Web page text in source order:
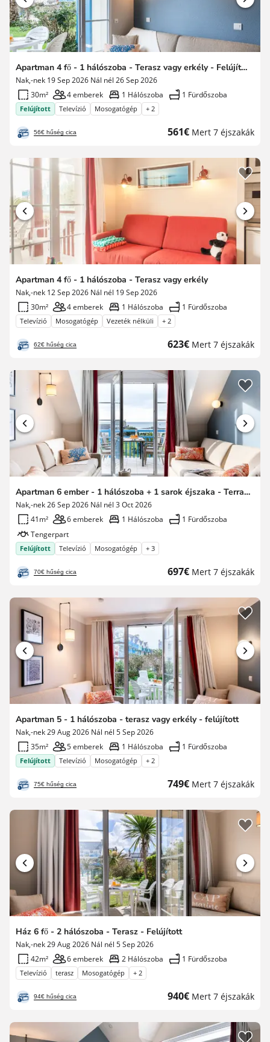
Apartman 4 fő - 1 hálószoba - Terasz vagy erkély - Felújított
Nak,-nek 19 Sep 2026 Nál nél 26 Sep 2026
30m²
4 emberek 1 Hálószoba 1 Fürdőszoba
Felújított Televízió Mosogatógép + 2
56€ hűség cica
Új
561€ Mert 7 éjszakák
Apartman 4 fő - 1 hálószoba - Terasz vagy erkély
Nak,-nek 12 Sep 2026 Nál nél 19 Sep 2026
30m²
4 emberek 1 Hálószoba 1 Fürdőszoba
Televízió Mosogatógép Vezeték nélküli + 2
62€ hűség cica
Új
623€ Mert 7 éjszakák
Apartman 6 ember - 1 hálószoba + 1 sarok éjszaka - Terrace vagy Balcony - Sea View - felújított
Nak,-nek 26 Sep 2026 Nál nél 3 Oct 2026
41m²
6 emberek 1 Hálószoba
1 Fürdőszoba
Tengerpart
Felújított Televízió Mosogatógép + 3
70€ hűség cica
Új
697€ Mert 7 éjszakák
Apartman 5 - 1 hálószoba - terasz vagy erkély - felújított
Nak,-nek 29 Aug 2026 Nál nél 5 Sep 2026
35m²
5 emberek 1 Hálószoba 1 Fürdőszoba
Felújított Televízió Mosogatógép + 2
75€ hűség cica
Új
749€ Mert 7 éjszakák
Ház 6 fő - 2 hálószoba - Terasz - Felújított
Nak,-nek 29 Aug 2026 Nál nél 5 Sep 2026
42m²
6 emberek 2 Hálószoba 1 Fürdőszoba
Televízió terasz Mosogatógép + 2
94€ hűség cica
Új
940€ Mert 7 éjszakák